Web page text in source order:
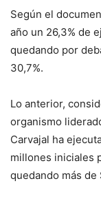
Según el
año un 26,3% de
quedando por
30,7%.
Lo anterior,
organismo
Carvajal ha
millones iniciales
quedando más